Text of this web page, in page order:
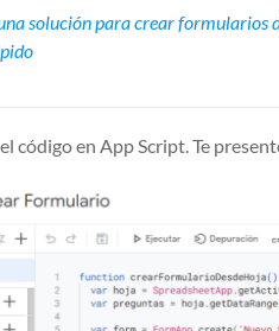
solución para crear formularios
código en App Script. Te